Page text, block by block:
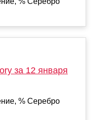
за 12 января
% Серебро